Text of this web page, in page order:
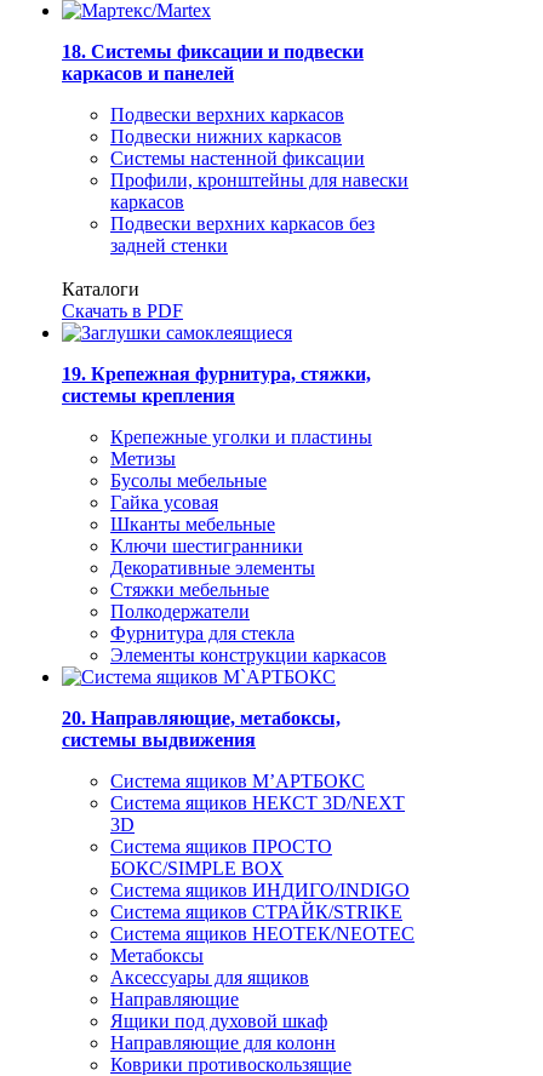
18. Системы фиксации и подвески
каркасов и панелей
Подвески верхних каркасов
Подвески нижних каркасов
Системы настенной фиксации
Профили, кронштейны для навески
каркасов
Подвески верхних каркасов без
задней стенки
Каталоги
Скачать в PDF
19. Крепежная фурнитура, стяжки,
системы крепления
Крепежные уголки и пластины
Метизы
Бусолы мебельные
Гайка усовая
Шканты мебельные
Ключи шестигранники
Декоративные элементы
Стяжки мебельные
Полкодержатели
Фурнитура для стекла
Элементы конструкции каркасов
20. Направляющие, метабоксы,
системы выдвижения
Система ящиков М’АРТБОКС
Система ящиков НЕКСТ 3D/NEXT
3D
Система ящиков ПРОСТО
БОКС/SIMPLE BOX
Система ящиков ИНДИГО/INDIGO
Система ящиков СТРАЙК/STRIKE
Система ящиков НЕОТЕК/NEOTEC
Метабоксы
Аксессуары для ящиков
Направляющие
Ящики под духовой шкаф
Направляющие для колонн
Коврики противоскользящие